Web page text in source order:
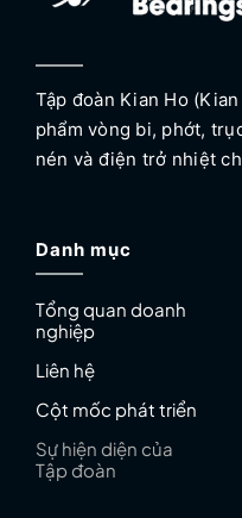
Tập đoàn Kian Ho
phẩm vòng bi, phớt,
nén và điện trở nhiệt
Danh mục
Tổng quan doanh
nghiệp
Liên hệ
Cột mốc phát triển
Sự hiện diện của
Tập đoàn